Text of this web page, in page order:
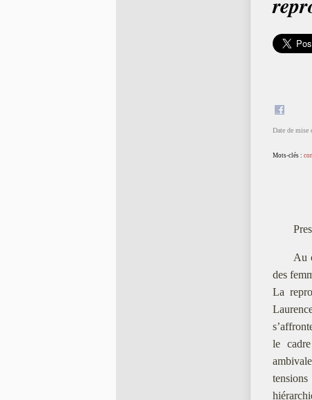
Date de mise
Mots-clés :
Au
des
La
le